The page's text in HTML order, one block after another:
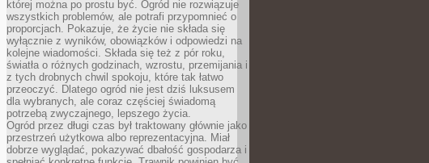
której można po prostu być. Ogród nie rozwiązuje
wszystkich problemów, ale potrafi przypomnieć o
proporcjach. Pokazuje, że życie nie składa się
wyłącznie z wyników, obowiązków i odpowiedzi na
kolejne wiadomości. Składa się też z pór roku,
światła o różnych godzinach, wzrostu, przemijania i
z tych drobnych chwil spokoju, które tak łatwo
przeoczyć. Dlatego ogród nie jest dziś luksusem
dla wybranych, ale coraz częściej świadomą
potrzebą zwyczajnego, lepszego życia.
Ogród przez długi czas był traktowany głównie jako
przestrzeń użytkowa albo reprezentacyjna. Miał
dobrze wyglądać, pokazywać dbałość gospodarza i